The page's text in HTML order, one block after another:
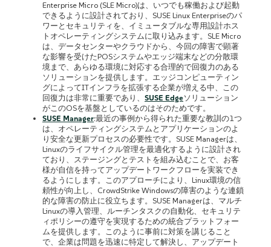
Enterprise Micro (SLE Micro)は、いつでも稼働および起動
できるように設計されており、SUSE Linux Enterpriseのパ
ワーとセキュリティを、イミュータブルな専用設計ホス
トオペレーティングシステムに取り込みます。SLE Micro
は、データセンターやクラウドから、今回の障害で顕著
な影響を受けたPOSシステムやエッジ端末などの分散環
境まで、あらゆる環境に対応する合理的で回復力のある
ソリューションを提供します。エッジコンピューティン
グによってITインフラを拡張する企業が増える中、この
回復力は非常に重要であり、 SUSE Edgeソリューション
がこのOSを基盤としているのはそのためです。
SUSE Manager:最近の事例から得られた重要な教訓の1つ
は、オペレーティングシステムとアプリケーションのよ
り安全な更新プロセスの必要性です。SUSE Managerは、
Linuxのライフサイクル管理を最適化するように設計され
ており、ステージングとテストを組み込むことで、お客
様が自信を持ってアップデートワークフローを実装でき
るようにします。このアプローチにより、Linux環境の信
頼性が向上し、CrowdStrike Windowsの障害のような連鎖
的な障害の防止に役立ちます。SUSE Managerは、マルチ
Linuxの導入管理、ルーチンタスクの自動化、セキュリテ
ィポリシーの遵守を実現するための統合プラットフォー
ムを提供します。このように事前に対策を講じること
で、企業は問題を迅速に特定して解決し、アップデート